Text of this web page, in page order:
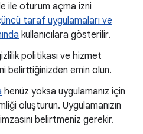
ile oturum açma izni
taraf uygulamaları ve
kullanıcılara gösterilir.
politikası ve hizmet
belirttiğinizden emin olun.
henüz yoksa uygulamanız için
oluşturun. Uygulamanızın
belirtmeniz gerekir.